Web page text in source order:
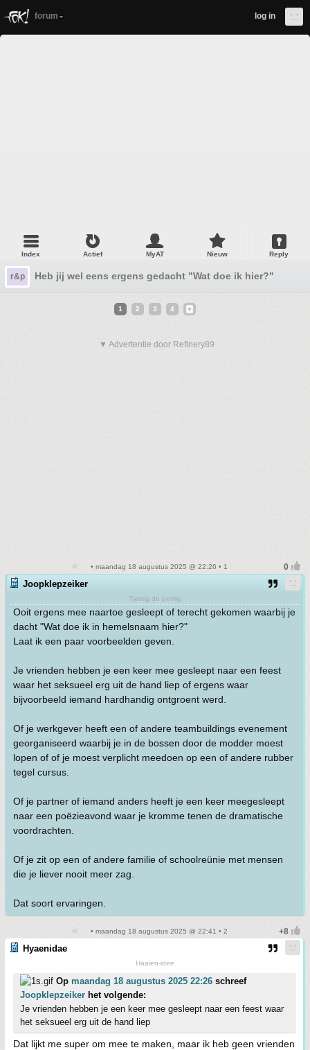
forum log in
Index Actief MyAT Nieuw Reply
r&p Heb jij wel eens ergens gedacht "Wat doe ik hier?"
1 2 3 4
▼ Advertentie door Refinery89
• maandag 18 augustus 2025 @ 22:26 • 1
Joopklepzeiker
Tjemig de pemig
Ooit ergens mee naartoe gesleept of terecht gekomen waarbij je
dacht "Wat doe ik in hemelsnaam hier?"
Laat ik een paar voorbeelden geven.
Je vrienden hebben je een keer mee gesleept naar een feest
waar het seksueel erg uit de hand liep of ergens waar
bijvoorbeeld iemand hardhandig ontgroent werd.
Of je werkgever heeft een of andere teambuildings evenement
georganiseerd waarbij je in de bossen door de modder moest
lopen of of je moest verplicht meedoen op een of andere rubber
tegel cursus.
Of je partner of iemand anders heeft je een keer meegesleept
naar een poëzieavond waar je kromme tenen de dramatische
voordrachten.
Of je zit op een of andere familie of schoolreünie met mensen
die je liever nooit meer zag.
Dat soort ervaringen.
• maandag 18 augustus 2025 @ 22:41 • 2
Hyaenidae
Haaien-idee
Op maandag 18 augustus 2025 22:26 schreef
Joopklepzeiker het volgende:
Je vrienden hebben je een keer mee gesleept naar een feest waar
het seksueel erg uit de hand liep
Dat lijkt me super om mee te maken, maar ik heb geen vrienden